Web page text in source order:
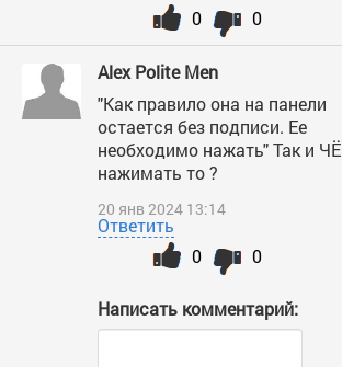
0
0
Аlex Polite Men
"Как правило она на панели
остается без подписи. Ее
необходимо нажать" Так и ЧЁ
нажимать то ?
20 янв 2024 13:14
Ответить
0
0
Написать комментарий: